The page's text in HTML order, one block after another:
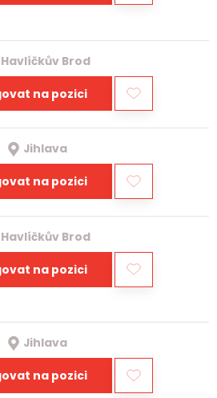
Havlíčkův Brod
na pozici
Jihlava
na pozici
Havlíčkův Brod
na pozici
Jihlava
na pozici